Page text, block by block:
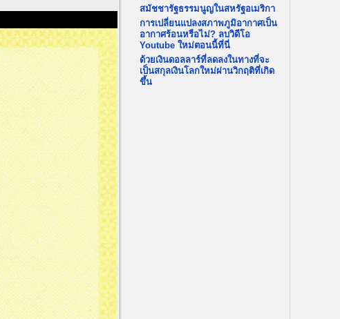
สมัชชารัฐธรรมนูญในสหรัฐอเมริกา
การเปลี่ยนแปลงสภาพภูมิอากาศเป็น
อากาศร้อนหรือไม่? ลบวิดีโอ
Youtube ใหม่ตอนนี้ที่นี่
ด้วยเงินดอลลาร์ที่ลดลงในทางที่จะ
เป็นสกุลเงินโลกใหม่ผ่านวิกฤติที่เกิด
ขึ้น